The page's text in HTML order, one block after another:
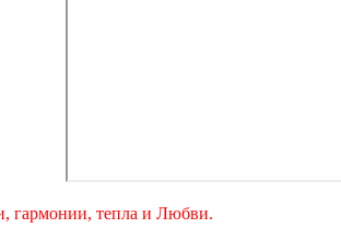
гармонии, тепла и Любви.